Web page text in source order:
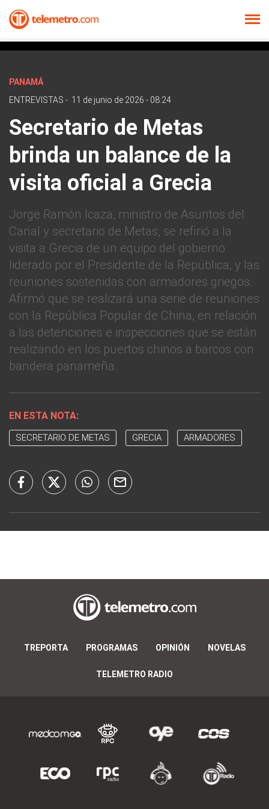
PANAMÁ
ENTREVISTAS - 11 de junio de 2026 - 08:24
Secretario de Metas
brinda un balance de la
visita oficial a Grecia
Jorge Ramón Icaza, ministro de Asuntos del
Canal y secretario de Metas, se refirió a la
visita a Grecia de un equipo del gobierno
liderado por el Presidente de la República, y las
reuniones sostenidas con armadores griegos.
Afirmó que se realizará una serie de reuniones
con la República Popular de China, en relación
a las detenciones e inspecciones que se están
realizando en los puertos chinos a barcos con
bandera panameña.
EN ESTA NOTA:
SECRETARIO DE METAS GRECIA ARMADORES
TREPORTA PROGRAMAS OPINIÓN NOVELAS
TELEMETRO RADIO